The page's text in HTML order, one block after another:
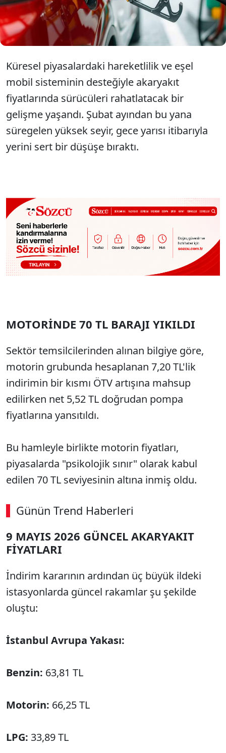
akaryakıt fiyatları...
Küresel piyasalardaki hareketlilik ve eşel
mobil sisteminin desteğiyle akaryakıt
fiyatlarında sürücüleri rahatlatacak bir
gelişme yaşandı. Şubat ayından bu yana
süregelen yüksek seyir, gece yarısı itibarıyla
yerini sert bir düşüşe bıraktı.
MOTORİNDE 70 TL BARAJI YIKILDI
Sektör temsilcilerinden alınan bilgiye göre,
motorin grubunda hesaplanan 7,20 TL'lik
indirimin bir kısmı ÖTV artışına mahsup
edilirken net 5,52 TL doğrudan pompa
fiyatlarına yansıtıldı.
Bu hamleyle birlikte motorin fiyatları,
piyasalarda "psikolojik sınır" olarak kabul
edilen 70 TL seviyesinin altına inmiş oldu.
Günün Trend Haberleri
9 MAYIS 2026 GÜNCEL AKARYAKIT
FİYATLARI
İndirim kararının ardından üç büyük ildeki
istasyonlarda güncel rakamlar şu şekilde
oluştu:
İstanbul Avrupa Yakası:
Benzin: 63,81 TL
Motorin: 66,25 TL
LPG: 33,89 TL